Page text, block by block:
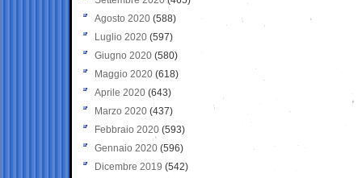
Agosto 2020 (588)
Luglio 2020 (597)
Giugno 2020 (580)
Maggio 2020 (618)
Aprile 2020 (643)
Marzo 2020 (437)
Febbraio 2020 (593)
Gennaio 2020 (596)
Dicembre 2019 (542)